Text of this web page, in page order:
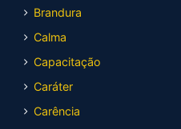
Brandura
Calma
Capacitação
Caráter
Carência